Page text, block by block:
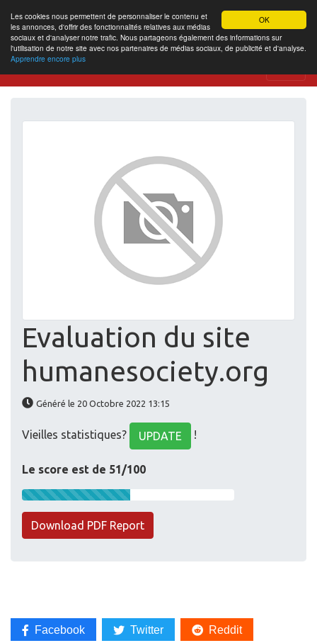
OK
Les cookies nous permettent de personnaliser le contenu et
les annonces, d'offrir des fonctionnalités relatives aux médias
sociaux et d'analyser notre trafic. Nous partageons également des informations sur
l'utilisation de notre site avec nos partenaires de médias sociaux, de publicité et d'analyse.
Apprendre encore plus
Website Review
Evaluation du site
humanesociety.org
Généré le 20 Octobre 2022 13:15
Vieilles statistiques? UPDATE !
Le score est de 51/100
Download PDF Report
Facebook Twitter Reddit